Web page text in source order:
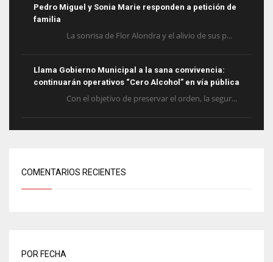
Pedro Miguel y Sonia Marie responden a petición de
familia
La sonrisa de Flor Alondra y el alivio de sus p...
Llama Gobierno Municipal a la sana convivencia:
continuarán operativos “Cero Alcohol” en vía pública
Con el objetivo de preservar el orden, la segur...
COMENTARIOS RECIENTES
POR FECHA